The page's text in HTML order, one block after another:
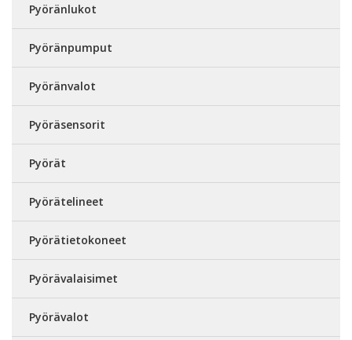
Pyöränlukot
Pyöränpumput
Pyöränvalot
Pyöräsensorit
Pyörät
Pyörätelineet
Pyörätietokoneet
Pyörävalaisimet
Pyörävalot